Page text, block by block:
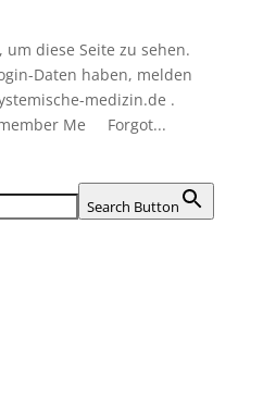
um diese Seite zu sehen.
Daten haben, melden
medizin.de .
Me Forgot...
Search Button